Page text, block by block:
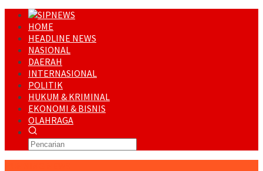
HOME
HEADLINE NEWS
NASIONAL
DAERAH
INTERNASIONAL
POLITIK
HUKUM & KRIMINAL
EKONOMI & BISNIS
OLAHRAGA